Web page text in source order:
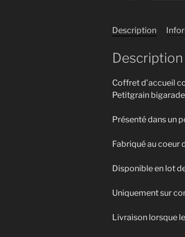
Description
Description
Coffret d’accueil
Petitgrain
Présenté dans un
Fabriqué au coeur
Disponible en lot
Uniquement sur
Livraison lorsque